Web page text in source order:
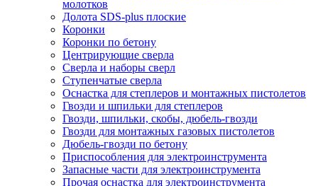
молотков
Долота SDS-plus плоские
Коронки
Коронки по бетону
Центрирующие сверла
Сверла и наборы сверл
Ступенчатые сверла
Оснастка для степлеров и монтажных пистолетов
Гвозди и шпильки для степлеров
Гвозди, шпильки, скобы, дюбель-гвозди
Гвозди для монтажных газовых пистолетов
Дюбель-гвозди по бетону
Приспособления для электроинструмента
Запасные части для электроинструмента
Прочая оснастка для электроинструмента